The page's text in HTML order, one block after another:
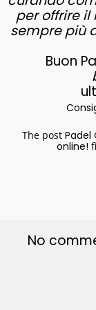
per offrire
sempre più
Buon
The post Padel
online!
No